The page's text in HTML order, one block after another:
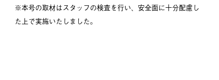
※本号の取材はスタッフの検査を行い、安全面に十分配慮し
た上で実施いたしました。